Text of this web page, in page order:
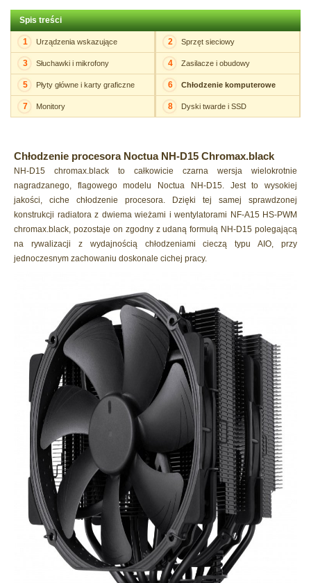
Spis treści
1 Urządzenia wskazujące
3 Słuchawki i mikrofony
5 Płyty główne i karty graficzne
7 Monitory
2 Sprzęt sieciowy
4 Zasilacze i obudowy
6 Chłodzenie komputerowe
8 Dyski twarde i SSD
Chłodzenie procesora Noctua NH-D15 Chromax.black
NH-D15 chromax.black to całkowicie czarna wersja wielokrotnie
nagradzanego, flagowego modelu Noctua NH-D15. Jest to wysokiej
jakości, ciche chłodzenie procesora. Dzięki tej samej sprawdzonej
konstrukcji radiatora z dwiema wieżami i wentylatorami NF-A15 HS-PWM
chromax.black, pozostaje on zgodny z udaną formułą NH-D15 polegającą
na rywalizacji z wydajnością chłodzeniami cieczą typu AIO, przy
jednoczesnym zachowaniu doskonale cichej pracy.